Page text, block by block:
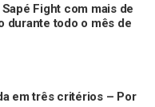
Fight com mais de
durante todo o mês de
em três critérios – Por